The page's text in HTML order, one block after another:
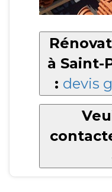
à Saint-
: devis